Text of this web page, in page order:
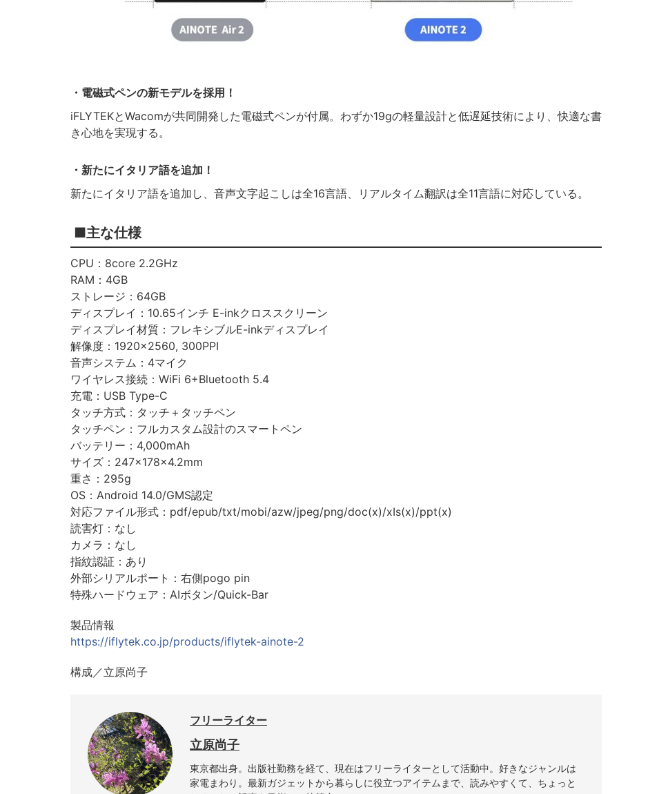
・電磁式ペンの新モデルを採用！
iFLYTEKとWacomが共同開発した電磁式ペンが付属。わずか19gの軽量設計と低遅延技術により、快適な書
き心地を実現する。
・新たにイタリア語を追加！
新たにイタリア語を追加し、音声文字起こしは全16言語、リアルタイム翻訳は全11言語に対応している。
■主な仕様
CPU：8core 2.2GHz
RAM：4GB
ストレージ：64GB
ディスプレイ：10.65インチ E-inkクロススクリーン
ディスプレイ材質：フレキシブルE-inkディスプレイ
解像度：1920×2560, 300PPI
音声システム：4マイク
ワイヤレス接続：WiFi 6+Bluetooth 5.4
充電：USB Type-C
タッチ方式：タッチ＋タッチペン
タッチペン：フルカスタム設計のスマートペン
バッテリー：4,000mAh
サイズ：247×178×4.2mm
重さ：295g
OS：Android 14.0/GMS認定
対応ファイル形式：pdf/epub/txt/mobi/azw/jpeg/png/doc(x)/xIs(x)/ppt(x)
読害灯：なし
カメラ：なし
指紋認証：あり
外部シリアルポート：右側pogo pin
特殊ハードウェア：AIボタン/Quick-Bar
製品情報
https://iflytek.co.jp/products/iflytek-ainote-2
構成／立原尚子
フリーライター
立原尚子
東京都出身。出版社勤務を経て、現在はフリーライターとして活動中。好きなジャンルは
家電まわり。最新ガジェットから暮らしに役立つアイテムまで、読みやすくて、ちょっと